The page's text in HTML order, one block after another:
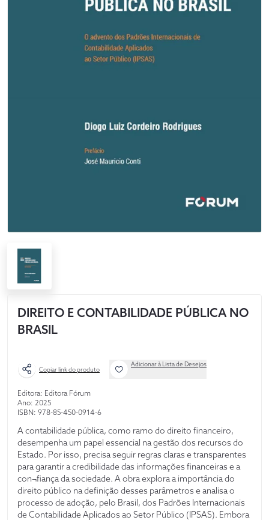
DIREITO E CONTABILIDADE PÚBLICA NO
BRASIL
Copiar link do produto
Adicionar à Lista de Desejos
Editora: Editora Fórum
Ano: 2025
ISBN: 978-85-450-0914-6
A contabilidade pública, como ramo do direito financeiro,
desempenha um papel essencial na gestão dos recursos do
Estado. Por isso, precisa seguir regras claras e transparentes
para garantir a credibilidade das informações financeiras e a
con¬fiança da sociedade. A obra explora a importância do
direito público na definição desses parâmetros e analisa o
processo de adoção, pelo Brasil, dos Padrões Internacionais
de Contabilidade Aplicados ao Setor Público (IPSAS). Embora